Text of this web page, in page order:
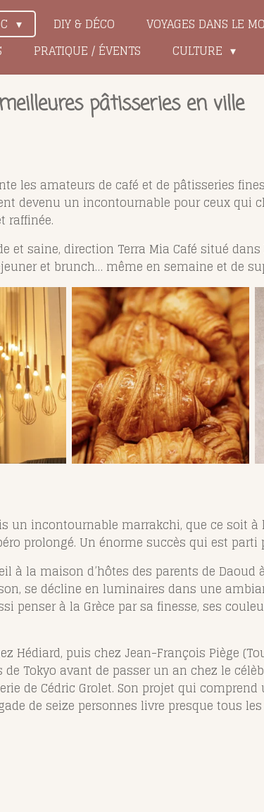
DIY & DÉCO
VOYAGES DANS LE
PRATIQUE / ÉVENTS CULTURE
pâtisseries en ville
les amateurs de café et de pâtisseries fines
devenu un incontournable pour ceux qui
raffinée.
et saine, direction Terra Mia Café situé
et brunch… même en semaine et de
un incontournable marrakchi, que ce soit à
prolongé. Un énorme succès qui est parti
à la maison d’hôtes des parents de Daoud
se décline en luminaires dans une
penser à la Grèce par sa finesse, ses
Hédiard, puis chez Jean-François Piège
Tokyo avant de passer un an chez le
de Cédric Grolet. Son projet qui
de seize personnes livre presque tous